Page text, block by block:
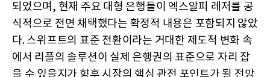
되었으며, 현재 주요 대형 은행들이 엑스알피 레저를 공
식적으로 전면 채택했다는 확정적 내용은 포함되지 않았
다. 스위프트의 표준 전환이라는 거대한 제도적 변화 속
에서 리플의 솔루션이 실제 은행권의 표준으로 자리 잡
을 수 있을지가 향후 시장의 핵심 관전 포인트가 될 전망